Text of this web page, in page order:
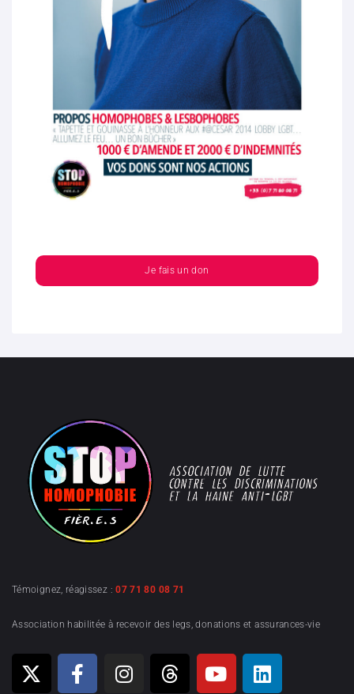
Je fais un don
Témoignez, réagissez :07 71 80 08 71
Association habilitée à recevoir des legs, donations et assurances-vie